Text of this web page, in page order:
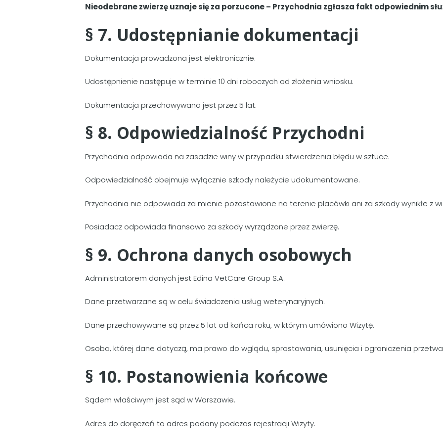
Nieodebrane zwierzę uznaje się za porzucone – Przychodnia zgłasza fakt odpowiednim
§ 7. Udostępnianie dokumentacji
Dokumentacja prowadzona jest elektronicznie.
Udostępnienie następuje w terminie 10 dni roboczych od złożenia wniosku.
Dokumentacja przechowywana jest przez 5 lat.
§ 8. Odpowiedzialność Przychodni
Przychodnia odpowiada na zasadzie winy w przypadku stwierdzenia błędu w sztuce.
Odpowiedzialność obejmuje wyłącznie szkody należycie udokumentowane.
Przychodnia nie odpowiada za mienie pozostawione na terenie placówki ani za szkody wynikłe z
Posiadacz odpowiada finansowo za szkody wyrządzone przez zwierzę.
§ 9. Ochrona danych osobowych
Administratorem danych jest Edina VetCare Group S.A.
Dane przetwarzane są w celu świadczenia usług weterynaryjnych.
Dane przechowywane są przez 5 lat od końca roku, w którym umówiono Wizytę.
Osoba, której dane dotyczą, ma prawo do wglądu, sprostowania, usunięcia i ograniczenia
§ 10. Postanowienia końcowe
Sądem właściwym jest sąd w Warszawie.
Adres do doręczeń to adres podany podczas rejestracji Wizyty.